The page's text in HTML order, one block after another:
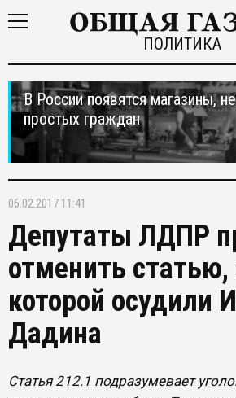
ПОЛИТИКА
В России появятся магазины,
простых граждан
06.02.2017 11:41
Депутаты ЛДПР
отменить статью,
которой осудили
Дадина
Статья 212.1 подразумевает